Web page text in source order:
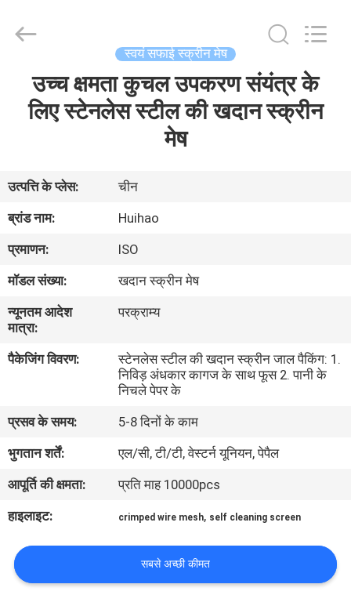
हमारे
बारे
में
कारखाने
का
दौरा
नियंत्रण
हमसे
करें
समाचार
Mesh
Product
Reserved.
स्वयं सफाई स्क्रीन मेष
उच्च क्षमता कुचल उपकरण संयंत्र के
लिए स्टेनलेस स्टील की खदान स्क्रीन
मेष
उत्पत्ति के प्लेस:
चीन
ब्रांड नाम:
Huihao
प्रमाणन:
ISO
मॉडल संख्या:
खदान स्क्रीन मेष
न्यूनतम आदेश
मात्रा:
परक्राम्य
पैकेजिंग विवरण:
स्टेनलेस स्टील की खदान स्क्रीन जाल पैकिंग: 1.
निविड़ अंधकार कागज के साथ फूस 2. पानी के
निचले पेपर के
प्रसव के समय:
5-8 दिनों के काम
भुगतान शर्तें:
एल/सी, टी/टी, वेस्टर्न यूनियन, पेपैल
आपूर्ति की क्षमता:
प्रति माह 10000pcs
हाइलाइट:
crimped wire mesh, self cleaning screen
सबसे अच्छी कीमत